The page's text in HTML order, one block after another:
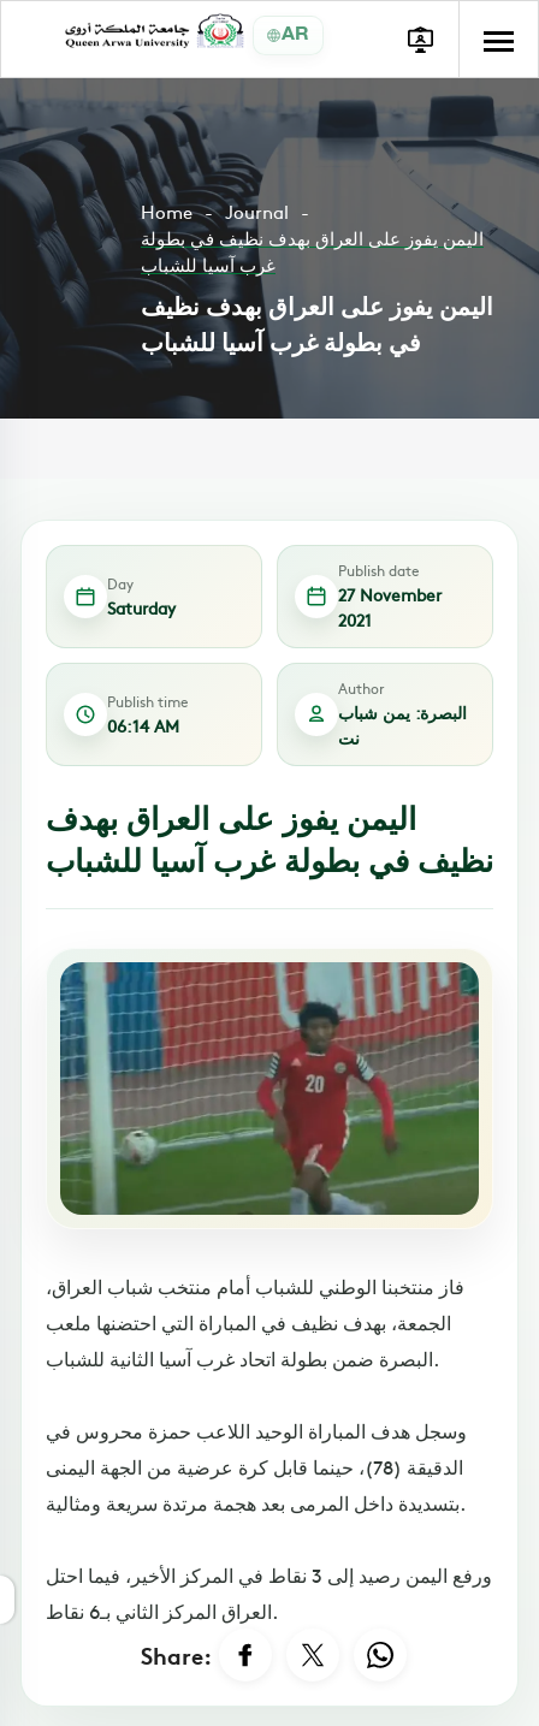
AR
Home
Journal
اليمن يفوز على العراق بهدف نظيف في بطولة
غرب آسيا للشباب
اليمن يفوز على العراق بهدف نظيف
في بطولة غرب آسيا للشباب
Day
Saturday
Publish date
27 November
2021
Publish time
06:14 AM
Author
البصرة: يمن شباب
نت
اليمن يفوز على العراق بهدف
نظيف في بطولة غرب آسيا للشباب
فاز منتخبنا الوطني للشباب أمام منتخب شباب العراق،
الجمعة، بهدف نظيف في المباراة التي احتضنها ملعب
البصرة ضمن بطولة اتحاد غرب آسيا الثانية للشباب.
وسجل هدف المباراة الوحيد اللاعب حمزة محروس في
الدقيقة (78)، حينما قابل كرة عرضية من الجهة اليمنى
بتسديدة داخل المرمى بعد هجمة مرتدة سريعة ومثالية.
ورفع اليمن رصيد إلى 3 نقاط في المركز الأخير، فيما احتل
العراق المركز الثاني بـ6 نقاط.
Share: